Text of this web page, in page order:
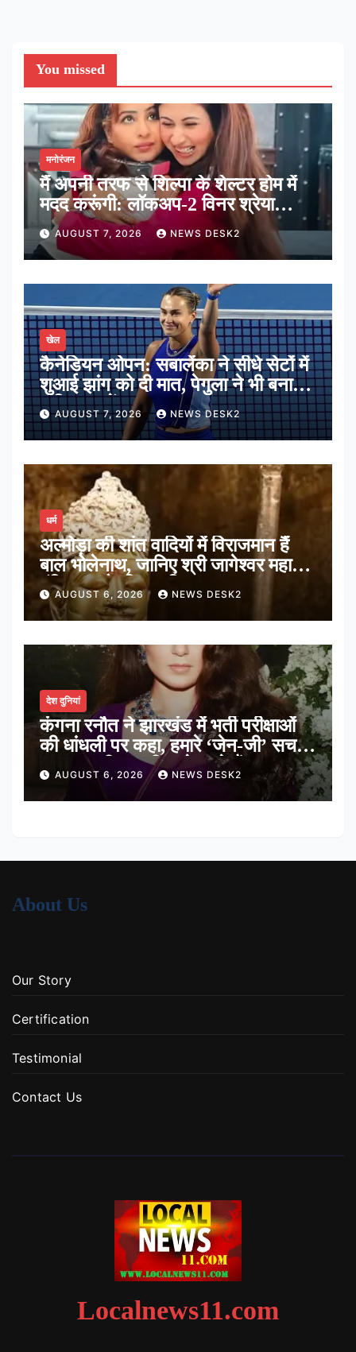
You missed
मनोरंजन
मैं अपनी तरफ से शिल्पा के शेल्टर होम में
मदद करूंगी: लॉकअप-2 विनर श्रेया
कालरा
AUGUST 7, 2026 NEWS DESK2
खेल
कैनेडियन ओपन: सबालेंका ने सीधे सेटों में
शुआई झांग को दी मात, पेगुला ने भी बनाई
अंतिम 16 में जगह
AUGUST 7, 2026 NEWS DESK2
धर्म
अल्मोड़ा की शांत वादियों में विराजमान हैं
बाल भोलेनाथ, जानिए श्री जागेश्वर महादेव
मंदिर का पौराणिक इतिहास
AUGUST 6, 2026 NEWS DESK2
देश दुनियां
कंगना रनौत ने झारखंड में भर्ती परीक्षाओं
की धांधली पर कहा, हमारे ‘जेन-जी’ सच में
हर तरह की तकलीफ झेल रहे हैं
AUGUST 6, 2026 NEWS DESK2
About Us
Our Story
Certification
Testimonial
Contact Us
Localnews11.com